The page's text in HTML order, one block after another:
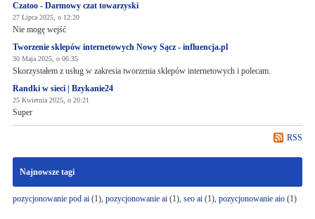
Czatoo - Darmowy czat towarzyski
27 Lipca 2025, o 12:20
Nie mogę wejść
Tworzenie sklepów internetowych Nowy Sącz - influencja.pl
30 Maja 2025, o 06:35
Skorzystałem z usług w zakresia tworzenia sklepów internetowych i polecam.
Randki w sieci | Bzykanie24
25 Kwietnia 2025, o 20:21
Super
RSS
Najnowsze tagi
pozycjonowanie pod ai(1), pozycjonowanie ai(1), seo ai(1), pozycjonowanie aio(1)